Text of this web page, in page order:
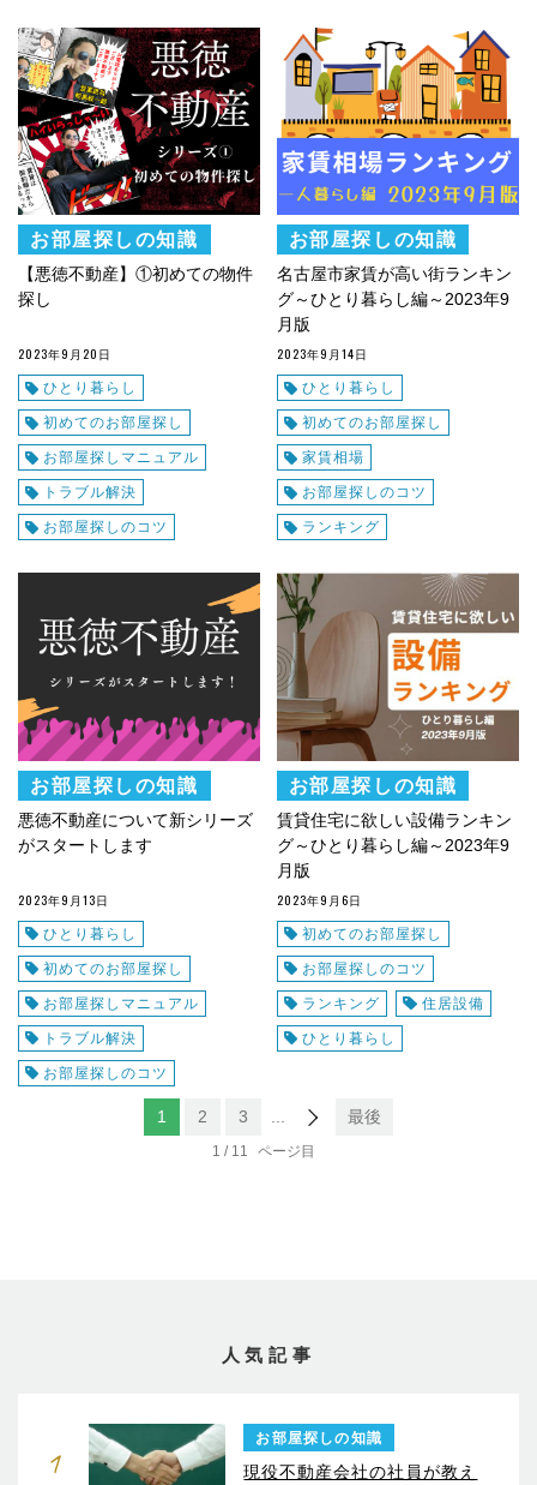
お部屋探しの知識
【悪徳不動産】①初めての物件
探し
2023年9月20日
ひとり暮らし
初めてのお部屋探し
お部屋探しマニュアル
トラブル解決
お部屋探しのコツ
お部屋探しの知識
名古屋市家賃が高い街ランキン
グ～ひとり暮らし編～2023年9
月版
2023年9月14日
ひとり暮らし
初めてのお部屋探し
家賃相場
お部屋探しのコツ
ランキング
お部屋探しの知識
悪徳不動産について新シリーズ
がスタートします
2023年9月13日
ひとり暮らし
初めてのお部屋探し
お部屋探しマニュアル
トラブル解決
お部屋探しのコツ
お部屋探しの知識
賃貸住宅に欲しい設備ランキン
グ～ひとり暮らし編～2023年9
月版
2023年9月6日
初めてのお部屋探し
お部屋探しのコツ
ランキング 住居設備
ひとり暮らし
1 / 11
1 2 3 最後
人気記事
1
お部屋探しの知識
現役不動産会社の社員が教え